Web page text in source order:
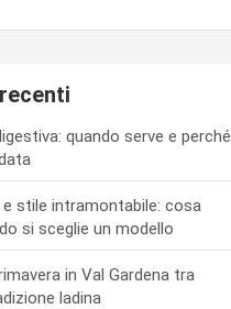
quando serve e perché
stile intramontabile: cosa
si sceglie un modello
in Val Gardena tra
ladina